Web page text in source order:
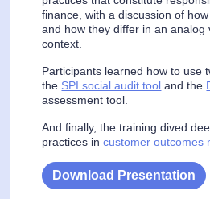
finance, with a discussion of
and how they differ in an analog
context.
Participants learned how to use
the SPI social audit tool and the
assessment tool.
And finally, the training dived
practices incustomer outcomes
Download Presentation